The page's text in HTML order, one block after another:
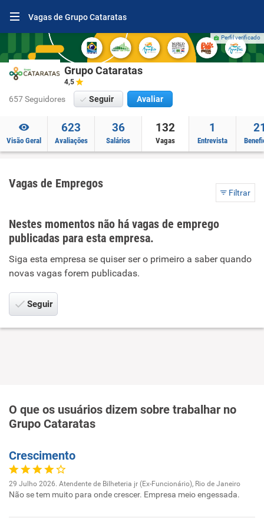
Vagas de Grupo Cataratas
Perfil verificado
Grupo Cataratas
4,5
657 Seguidores Seguir Avaliar
Visão Geral
623
Avaliações
36
Salários
132
Vagas
1
Entrevista
Vagas de Empregos
Filtrar
Nestes momentos não há vagas de emprego
publicadas para esta empresa.
Siga esta empresa se quiser ser o primeiro a saber quando
novas vagas forem publicadas.
Seguir
O que os usuários dizem sobre trabalhar no
Grupo Cataratas
Crescimento
29 Julho 2026. Atendente de Bilheteria jr (Ex-Funcionário), Rio de Janeiro
Não se tem muito para onde crescer. Empresa meio engessada.